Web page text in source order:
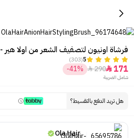
فرشاة اونيون لتصفيف الشعر من اولا هير - OL-1020
5
(303)
171

290

-41%
شامل الضريبة
هل تريد الدفع بالتقسيط؟
Ola Hair